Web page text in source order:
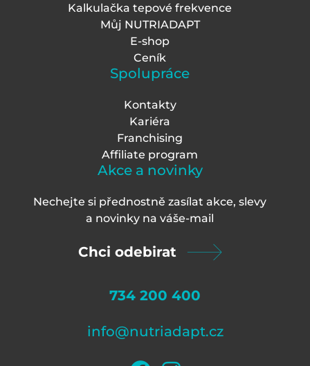
Kalkulačka tepové frekvence
Můj NUTRIADAPT
E-shop
Ceník
Spolupráce
Kontakty
Kariéra
Franchising
Affiliate program
Akce a novinky
Nechejte si přednostně zasílat akce, slevy
a novinky na váše-mail
Chci odebirat
734 200 400
info@nutriadapt.cz